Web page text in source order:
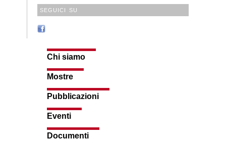
SEGUICI SU
Chi siamo
Mostre
Pubblicazioni
Eventi
Documenti